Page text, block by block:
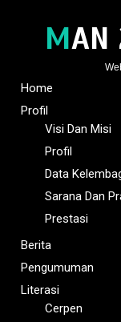
Home
Profil
Visi Dan Misi
Profil
Data
Sarana Dan
Prestasi
Berita
Pengumuman
Literasi
Cerpen